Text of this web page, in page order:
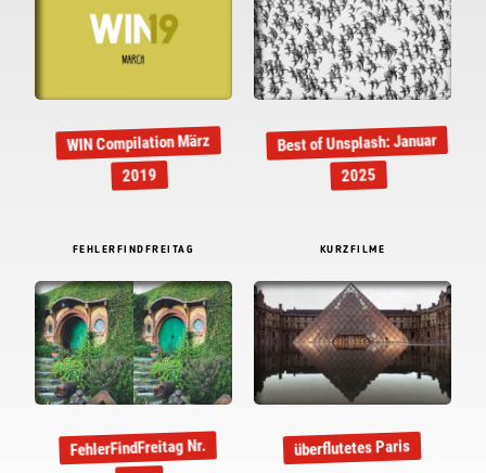
WIN Compilation März
2019
Best of Unsplash: Januar
2025
FEHLERFINDFREITAG
FehlerFindFreitag Nr.
KURZFILME
überflutetes Paris